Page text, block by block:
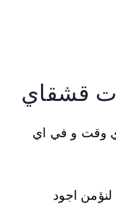
قشقاي
وقت و في اي
اجود